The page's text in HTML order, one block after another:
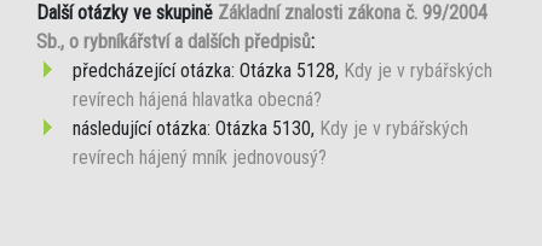
Další otázky ve skupině Základní znalosti zákona č. 99/2004
Sb., o rybníkářství a dalších předpisů:
předcházející otázka: Otázka 5128, Kdy je v rybářských
revírech hájená hlavatka obecná?
následující otázka: Otázka 5130, Kdy je v rybářských
revírech hájený mník jednovousý?